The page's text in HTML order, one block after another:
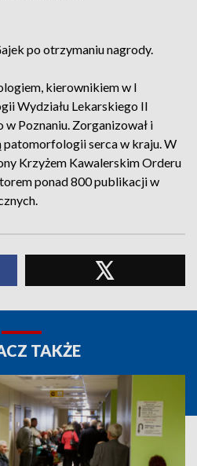
po otrzymaniu nagrody.
kierownikiem w I
Wydziału Lekarskiego II
Poznaniu. Zorganizował i
patomorfologii serca w kraju. W
Krzyżem Kawalerskim Orderu
ponad 800 publikacji w
TAKŻE